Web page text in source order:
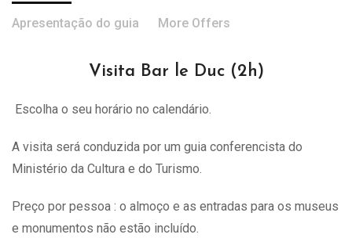
Apresentação do guia More Offers
Visita Bar le Duc (2h)
Escolha o seu horário no calendário.
A visita será conduzida por um guia conferencista do
Ministério da Cultura e do Turismo.
Preço por pessoa : o almoço e as entradas para os museus
e monumentos não estão incluído.